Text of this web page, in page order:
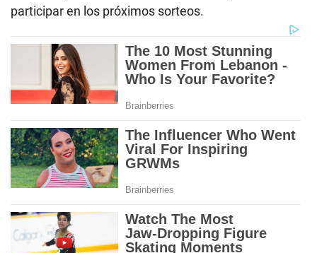
participar en los próximos sorteos.